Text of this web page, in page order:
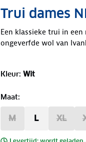
Trui dames
Een klassieke trui in
ongeverfde wol van
Kleur: Wit
Maat:
M L XL